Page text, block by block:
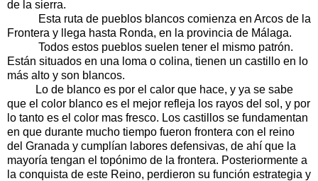
de la sierra.
Esta ruta de pueblos blancos comienza en Arcos de la
Frontera y llega hasta Ronda, en la provincia de Málaga.
Todos estos pueblos suelen tener el mismo patrón.
Están situados en una loma o colina, tienen un castillo en lo
más alto y son blancos.
Lo de blanco es por el calor que hace, y ya se sabe
que el color blanco es el mejor refleja los rayos del sol, y por
lo tanto es el color mas fresco. Los castillos se fundamentan
en que durante mucho tiempo fueron frontera con el reino
del Granada y cumplían labores defensivas, de ahí que la
mayoría tengan el topónimo de la frontera. Posteriormente a
la conquista de este Reino, perdieron su función estrategia y